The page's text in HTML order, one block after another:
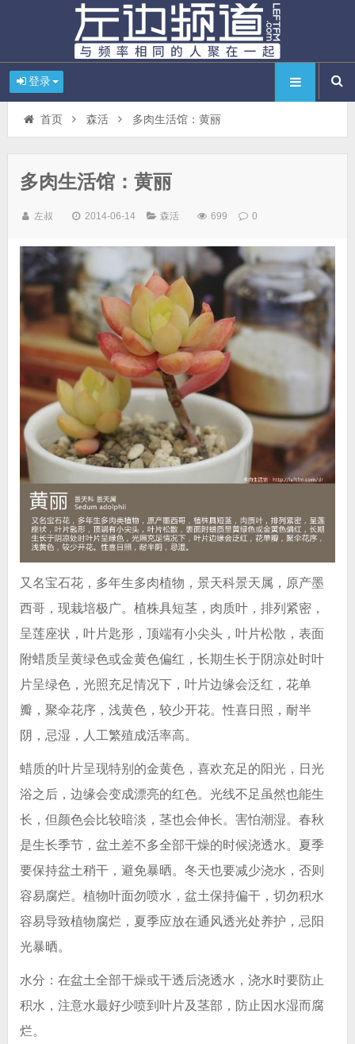
登录
首页 森活 多肉生活馆：黄丽
多肉生活馆：黄丽
左叔 2014-06-14 森活 699 0
又名宝石花，多年生多肉植物，景天科景天属，原产墨
西哥，现栽培极广。植株具短茎，肉质叶，排列紧密，
呈莲座状，叶片匙形，顶端有小尖头，叶片松散，表面
附蜡质呈黄绿色或金黄色偏红，长期生长于阴凉处时叶
片呈绿色，光照充足情况下，叶片边缘会泛红，花单
瓣，聚伞花序，浅黄色，较少开花。性喜日照，耐半
阴，忌湿，人工繁殖成活率高。
蜡质的叶片呈现特别的金黄色，喜欢充足的阳光，日光
浴之后，边缘会变成漂亮的红色。光线不足虽然也能生
长，但颜色会比较暗淡，茎也会伸长。害怕潮湿。春秋
是生长季节，盆土差不多全部干燥的时候浇透水。夏季
要保持盆土稍干，避免暴晒。冬天也要减少浇水，否则
容易腐烂。植物叶面勿喷水，盆土保持偏干，切勿积水
容易导致植物腐烂，夏季应放在通风透光处养护，忌阳
光暴晒。
水分：在盆土全部干燥或干透后浇透水，浇水时要防止
积水，注意水最好少喷到叶片及茎部，防止因水湿而腐
烂。